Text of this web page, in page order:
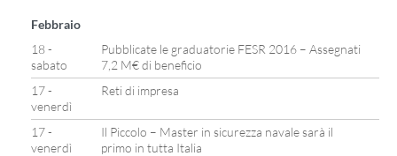
Febbraio
18 -
sabato
Pubblicate le graduatorie FESR 2016 – Assegnati
7,2 M€ di beneficio
17 -
venerdì
Reti di impresa
17 -
venerdì
Il Piccolo – Master in sicurezza navale sarà il
primo in tutta Italia